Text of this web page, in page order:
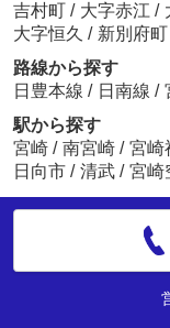
吉村町 / 大字赤江 /
大字恒久 / 新別府町
路線から探す
日豊本線 / 日南線 /
駅から探す
宮崎 / 南宮崎 / 宮崎
日向市 / 清武 / 宮崎